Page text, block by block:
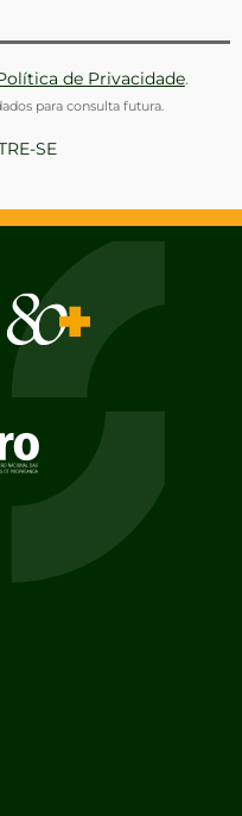
de Privacidade.
para consulta futura.
SE